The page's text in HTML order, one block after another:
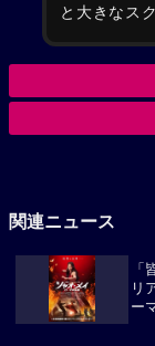
と大きなス
関連ニュース
「
リ
ー